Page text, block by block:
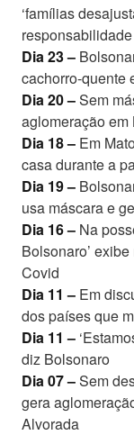
‘famílias
Dia 23 –
cachorro-quente
Dia 20 –Sem
aglomeração em
Dia 18 – Em
casa durante a
Dia 19 –
usa máscara e
Dia 16 – Na
Bolsonaro’
Covid
Dia 11 – Em
dos países que
Dia 11 –
diz Bolsonaro
Dia 07 –Sem
gera
Alvorada